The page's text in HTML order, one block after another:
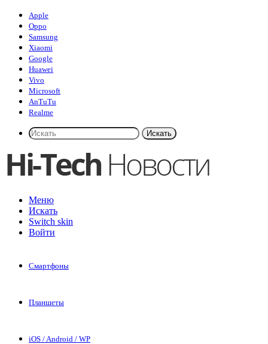
Apple
Oppo
Samsung
Xiaomi
Google
Huawei
Vivo
Microsoft
AnTuTu
Realme
Искать
Меню
Искать
Switch skin
Войти
Смартфоны
Планшеты
iOS / Android / WP